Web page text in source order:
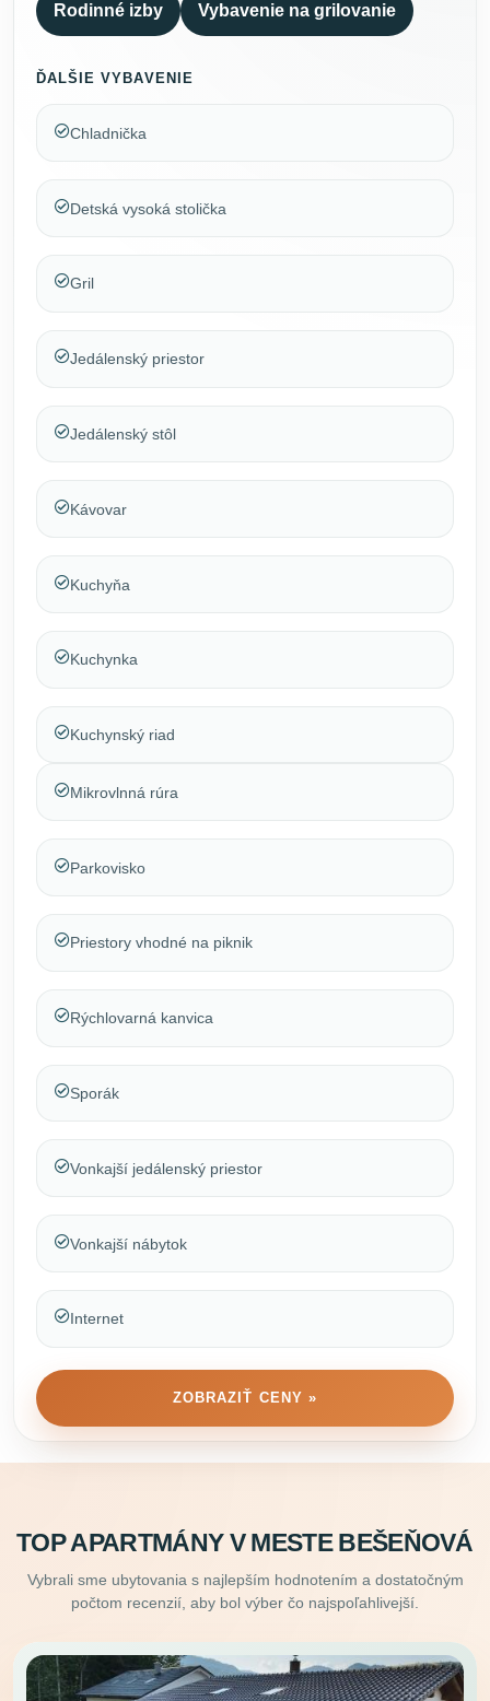
Rodinné izby Vybavenie na grilovanie
ĎALŠIE VYBAVENIE
Chladnička
Detská vysoká stolička
Gril
Jedálenský priestor
Jedálenský stôl
Kávovar
Kuchyňa
Kuchynka
Kuchynský riad
Mikrovlnná rúra
Parkovisko
Priestory vhodné na piknik
Rýchlovarná kanvica
Sporák
Vonkajší jedálenský priestor
Vonkajší nábytok
Internet
ZOBRAZIŤ CENY »
TOP APARTMÁNY V MESTE BEŠEŇOVÁ
Vybrali sme ubytovania s najlepším hodnotením a dostatočným
počtom recenzií, aby bol výber čo najspoľahlivejší.